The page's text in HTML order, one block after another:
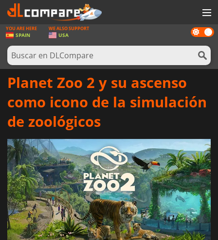
JUEGOS
TARJETAS PREPAGO
SOFTWARE
INICIAR SESIÓN O REGISTRARSE
Dark
mode
YOU ARE HERE
SPAIN
WE ALSO SUPPORT
USA
Planet Zoo 2 y su ascenso
como icono de la simulación
de zoológicos